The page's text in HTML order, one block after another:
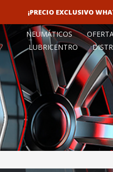
LINEAS ROTATIVAS:4797-9156
NEUMÁTICOS
LUBRICENTRO
¡PRECIO EXCLUSIVO